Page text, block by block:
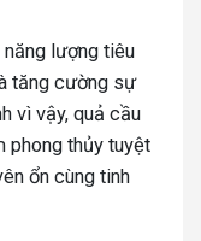
lượng tiêu
tăng cường sự
vì vậy, quả cầu
phong thủy tuyệt
ổn cùng tinh